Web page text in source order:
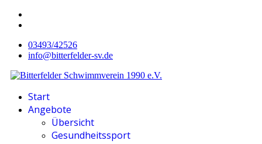
03493/42526
info@bitterfelder-sv.de
Start
Angebote
Übersicht
Gesundheitssport